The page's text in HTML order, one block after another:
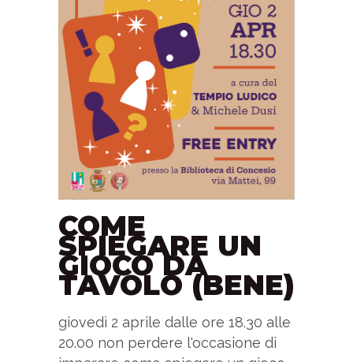
COME
SPIEGARE UN
GIOCO DA
TAVOLO (BENE)
giovedì 2 aprile dalle ore 18.30 alle
20.00 non perdere l'occasione di